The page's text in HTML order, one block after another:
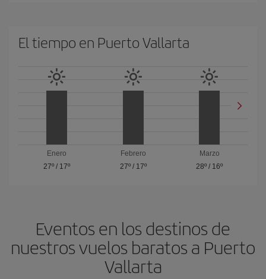
El tiempo en Puerto Vallarta
Enero
27º/ 17º
Febrero
27º/ 17º
Marzo
28º / 16º
Eventos en los destinos de
nuestros vuelos baratos a Puerto
Vallarta